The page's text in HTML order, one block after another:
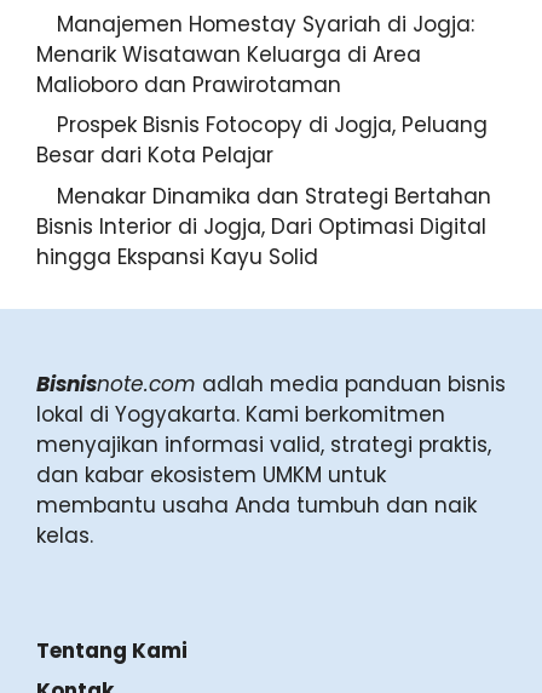
Manajemen Homestay Syariah di Jogja:
Menarik Wisatawan Keluarga di Area
Malioboro dan Prawirotaman
Prospek Bisnis Fotocopy di Jogja, Peluang
Besar dari Kota Pelajar
Menakar Dinamika dan Strategi Bertahan
Bisnis Interior di Jogja, Dari Optimasi Digital
hingga Ekspansi Kayu Solid
Bisnisnote.com adlah media panduan bisnis
lokal di Yogyakarta. Kami berkomitmen
menyajikan informasi valid, strategi praktis,
dan kabar ekosistem UMKM untuk
membantu usaha Anda tumbuh dan naik
kelas.
Tentang Kami